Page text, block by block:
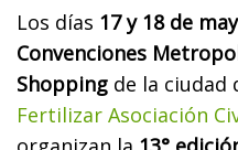
Los días 17 y 18 de
Convenciones
Shopping de la ciudad
Fertilizar Asociación